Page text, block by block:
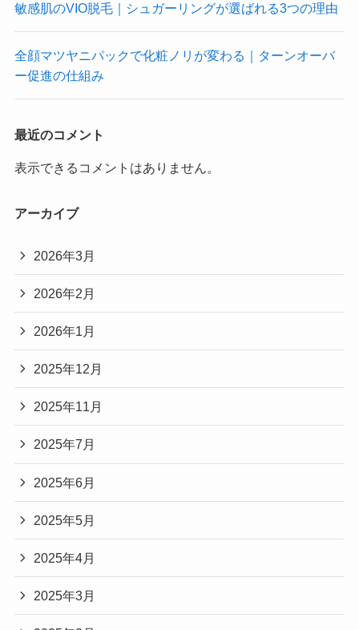
敏感肌のVIO脱毛｜シュガーリングが選ばれる3つの理由
全顔マツヤニパックで化粧ノリが変わる｜ターンオーバ
ー促進の仕組み
最近のコメント
表示できるコメントはありません。
アーカイブ
2026年3月
2026年2月
2026年1月
2025年12月
2025年11月
2025年7月
2025年6月
2025年5月
2025年4月
2025年3月